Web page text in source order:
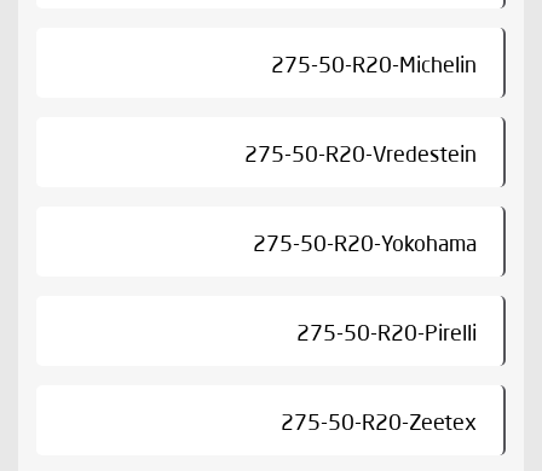
275-50-R20-Michelin
275-50-R20-Vredestein
275-50-R20-Yokohama
275-50-R20-Pirelli
275-50-R20-Zeetex